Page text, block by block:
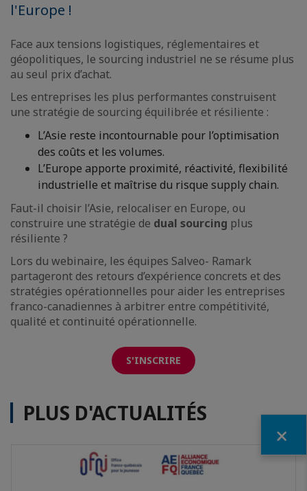
l'Europe !
Face aux tensions logistiques, réglementaires et
géopolitiques, le sourcing industriel ne se résume plus
au seul prix d’achat.
Les entreprises les plus performantes construisent
une stratégie de sourcing équilibrée et résiliente :
L’Asie reste incontournable pour l’optimisation
des coûts et les volumes.
L’Europe apporte proximité, réactivité, flexibilité
industrielle et maîtrise du risque supply chain.
Faut-il choisir l’Asie, relocaliser en Europe, ou
construire une stratégie de dual sourcing plus
résiliente ?
Lors du webinaire, les équipes Salveo- Ramark
partageront des retours d’expérience concrets et des
stratégies opérationnelles pour aider les entreprises
franco-canadiennes à arbitrer entre compétitivité,
qualité et continuité opérationnelle.
S'INSCRIRE
PLUS D'ACTUALITÉS